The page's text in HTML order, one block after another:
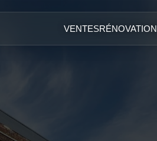
VENTESRÉNOVATION